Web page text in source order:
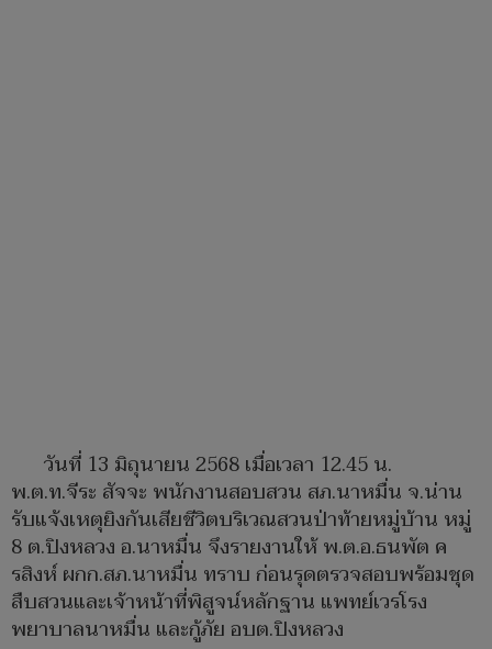
วันที่ 13 มิถุนายน 2568 เมื่อเวลา 12.45 น.
พ.ต.ท.จีระ สัจจะ พนักงานสอบสวน สภ.นาหมื่น จ.น่าน
รับแจ้งเหตุยิงกันเสียชีวิตบริเวณสวนป่าท้ายหมู่บ้าน หมู่
8 ต.ปิงหลวง อ.นาหมื่น จึงรายงานให้ พ.ต.อ.ธนพัต ค
รสิงห์ ผกก.สภ.นาหมื่น ทราบ ก่อนรุดตรวจสอบพร้อมชุด
สืบสวนและเจ้าหน้าที่พิสูจน์หลักฐาน แพทย์เวรโรง
พยาบาลนาหมื่น และกู้ภัย อบต.ปิงหลวง